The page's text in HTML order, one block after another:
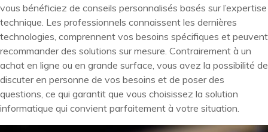
vous bénéficiez de conseils personnalisés basés sur l’expertise
technique. Les professionnels connaissent les dernières
technologies, comprennent vos besoins spécifiques et peuvent
recommander des solutions sur mesure. Contrairement à un
achat en ligne ou en grande surface, vous avez la possibilité de
discuter en personne de vos besoins et de poser des
questions, ce qui garantit que vous choisissez la solution
informatique qui convient parfaitement à votre situation.